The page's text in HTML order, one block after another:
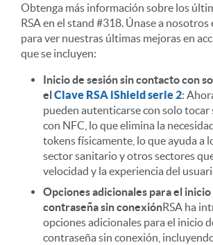
Obtenga más información sobre los
RSA en el stand #318. Únase a
para ver nuestras últimas mejoras en
que se incluyen:
Inicio de sesión sin contacto con
elClave RSA iShield serie 2:
pueden autenticarse con solo tocar
con NFC, lo que elimina la
tokens físicamente, lo que ayuda a
sector sanitario y otros sectores
velocidad y la experiencia del
Opciones adicionales para el inicio
contraseña sin conexiónRSA ha
opciones adicionales para el inicio
contraseña sin conexión,